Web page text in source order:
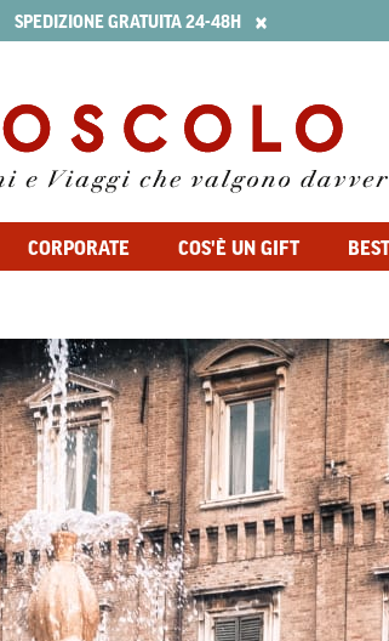
SPEDIZIONE GRATUITA 24-48H ×
CORPORATE COS'È UN GIFT